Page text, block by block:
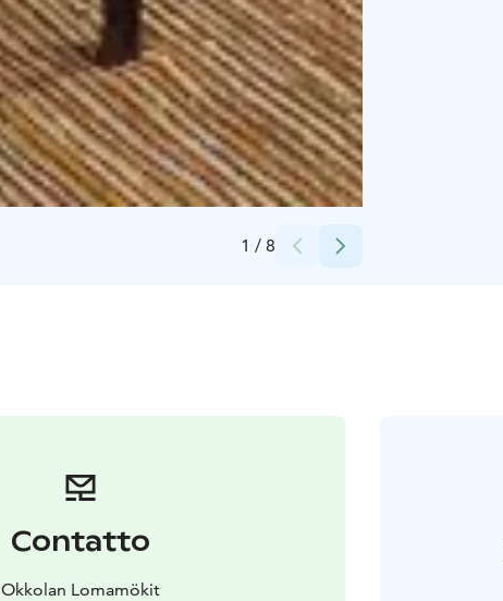
1 / 8
Contatto
Okkolan Lomamökit